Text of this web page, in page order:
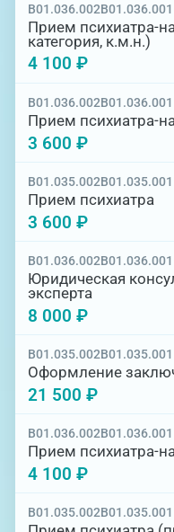
B01.036.002B01.036.001
Прием психиатра-
категория, к.м.н.)
4 100 ₽
B01.036.002B01.036.001
Прием психиатра-
3 600 ₽
B01.035.002B01.035.001
Прием психиатра
3 600 ₽
B01.036.002B01.036.001
Юридическая
эксперта
8 000 ₽
B01.035.002B01.035.001
Оформление
21 500 ₽
B01.036.002B01.036.001
Прием психиатра-
4 100 ₽
B01.035.002B01.035.001